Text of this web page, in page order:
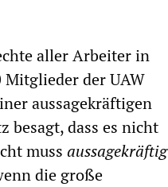
aller Arbeiter in
Mitglieder der UAW
aussagekräftigen
besagt, dass es nicht
muss aussagekräftig
die große